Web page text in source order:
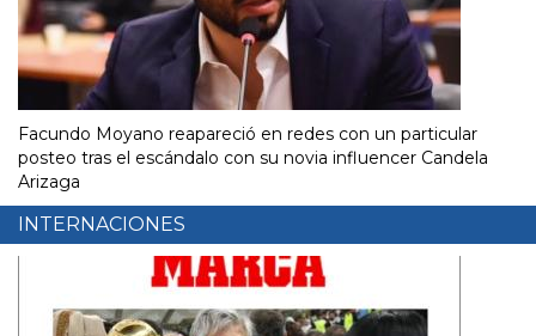
Facundo Moyano reapareció en redes con un particular
posteo tras el escándalo con su novia influencer Candela
Arizaga
INTERNACIONES